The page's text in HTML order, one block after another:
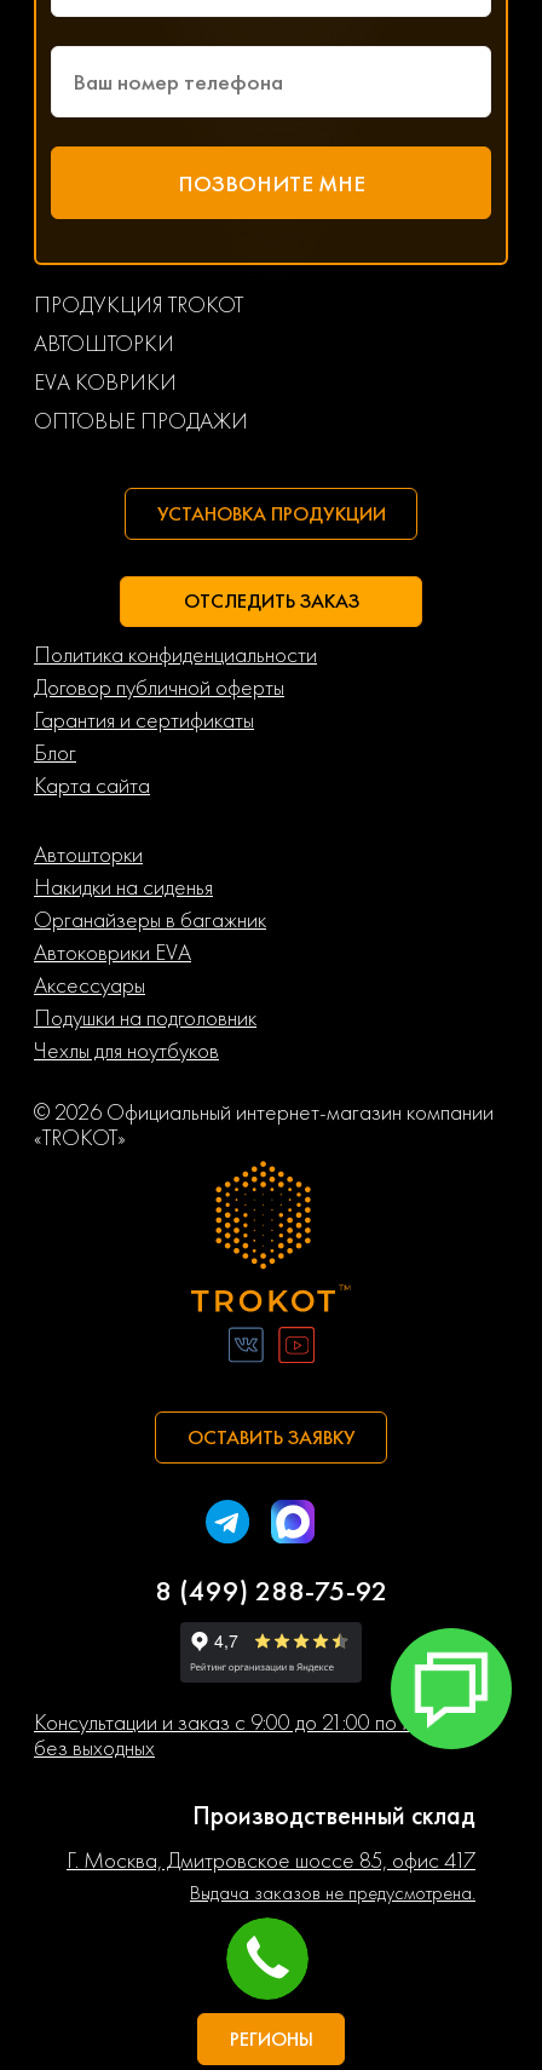
ПРОДУКЦИЯ TROKOT
АВТОШТОРКИ
EVA КОВРИКИ
ОПТОВЫЕ ПРОДАЖИ
УСТАНОВКА ПРОДУКЦИИ
ОТСЛЕДИТЬ ЗАКАЗ
Политика конфиденциальности
Договор публичной оферты
Гарантия и сертификаты
Блог
Карта сайта
Автошторки
Накидки на сиденья
Органайзеры в багажник
Автоковрики EVA
Аксессуары
Подушки на подголовник
Чехлы для ноутбуков
© 2026 Официальный интернет-магазин компании
«TROKOT»
ОСТАВИТЬ ЗАЯВКУ
8 (499) 288-75-92
Консультации и заказ с 9:00 до 21:00 по Москве
без выходных
Производственный склад
Г. Москва, Дмитровское шоссе 85, офис 417
Выдача заказов не предусмотрена.
РЕГИОНЫ